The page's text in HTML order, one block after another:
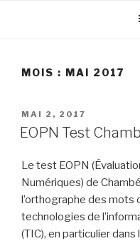
MOIS : MAI 2017
PUBLIÉ
LE
MAI 2, 2017
EOPN Test
Le test EOPN
Numériques) de
l’orthographe des mots
technologies de
(TIC), en particulier